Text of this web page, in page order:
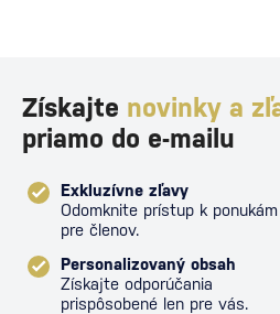
Získajte novinky a
priamo do e-mailu
Exkluzívne zľavy
Odomknite prístup k ponukám
pre členov.
Personalizovaný obsah
Získajte odporúčania
prispôsobené len pre vás.